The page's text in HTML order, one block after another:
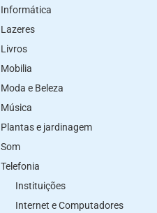
Informática
Lazeres
Livros
Mobilia
Moda e Beleza
Música
Plantas e jardinagem
Som
Telefonia
Instituições
Internet e Computadores